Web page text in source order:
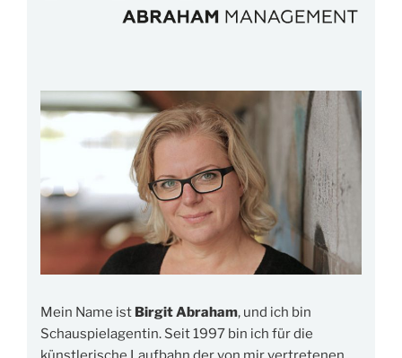
Mein Name ist Birgit Abraham, und ich bin
Schauspielagentin. Seit 1997 bin ich für die